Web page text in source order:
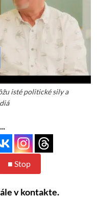
isté politické sily a
■ Stop
v kontakte.